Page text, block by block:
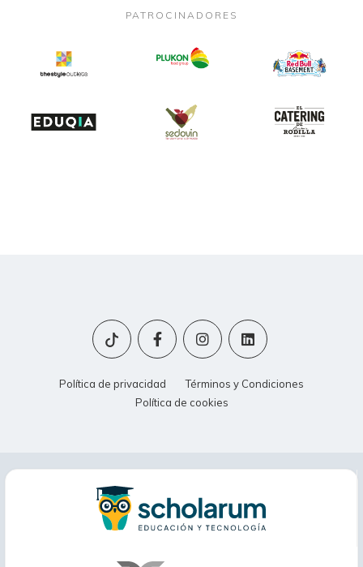
PATROCINADORES
Política de privacidad
Términos y Condiciones
Política de cookies